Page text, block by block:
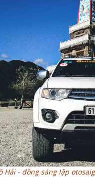
Hải - đồng sáng lập